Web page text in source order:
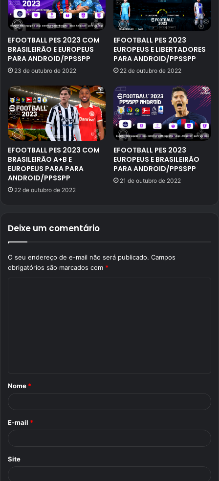
EFOOTBALL PES 2023 COM
BRASILEIRÃO E EUROPEUS
PARA ANDROID/PPSSPP
23 de outubro de 2022
EFOOTBALL PES 2023
EUROPEUS E LIBERTADORES
PARA ANDROID/PPSSPP
22 de outubro de 2022
EFOOTBALL PES 2023 COM
BRASILEIRÃO A+B E
EUROPEUS PARA PARA
ANDROID/PPSSPP
22 de outubro de 2022
EFOOTBALL PES 2023
EUROPEUS E BRASILEIRÃO
PARA ANDROID/PPSSPP
21 de outubro de 2022
Deixe um comentário
O seu endereço de e-mail não será publicado. Campos
obrigatórios são marcados com *
r
Nome *
E-mail *
Site